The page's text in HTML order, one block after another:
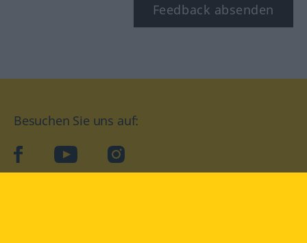
Feedback absenden
Besuchen Sie uns auf:
facebookYouTube Instagram